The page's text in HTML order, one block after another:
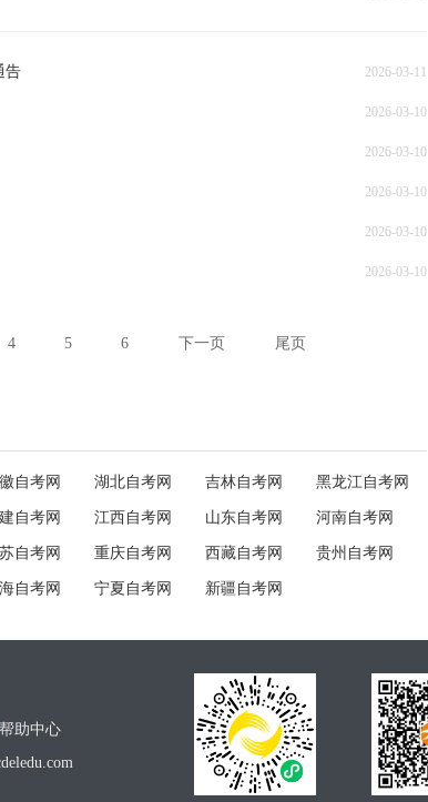
告 2026-03-11
2026-03-10
2026-03-10
2026-03-10
2026-03-10
2026-03-10
4 5 6 下一页 尾页
自考网 湖北自考网 吉林自考网 黑龙江自考网
自考网 江西自考网 山东自考网 河南自考网
自考网 重庆自考网 西藏自考网 贵州自考网
自考网 宁夏自考网 新疆自考网
帮助中心